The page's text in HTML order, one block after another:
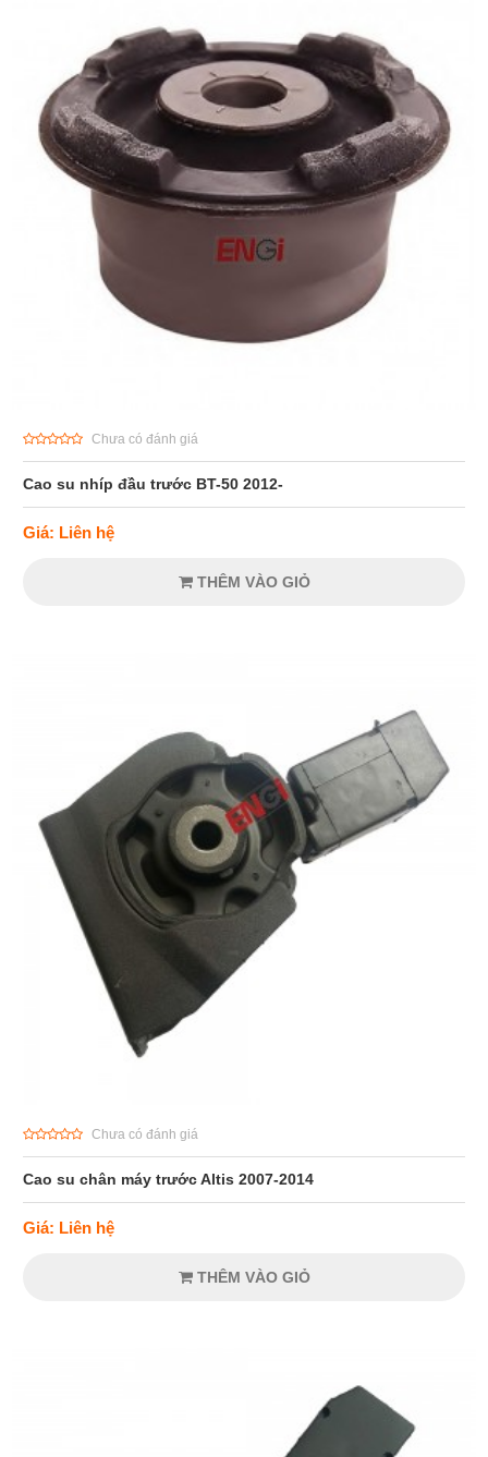
Chưa có đánh giá
Cao su nhíp đầu trước BT-50 2012-
Giá: Liên hệ
THÊM VÀO GIỎ
Chưa có đánh giá
Cao su chân máy trước Altis 2007-2014
Giá: Liên hệ
THÊM VÀO GIỎ